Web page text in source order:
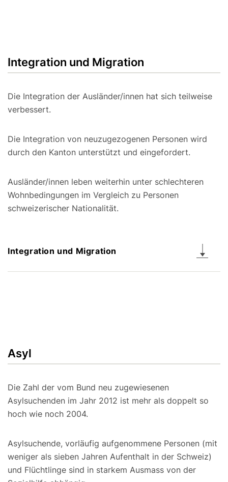
Integration und Migration
Die Integration der Ausländer/innen hat sich teilweise
verbessert.
Die Integration von neuzugezogenen Personen wird
durch den Kanton unterstützt und eingefordert.
Ausländer/innen leben weiterhin unter schlechteren
Wohnbedingungen im Vergleich zu Personen
schweizerischer Nationalität.
Integration und Migration
Asyl
Die Zahl der vom Bund neu zugewiesenen
Asylsuchenden im Jahr 2012 ist mehr als doppelt so
hoch wie noch 2004.
Asylsuchende, vorläufig aufgenommene Personen (mit
weniger als sieben Jahren Aufenthalt in der Schweiz)
und Flüchtlinge sind in starkem Ausmass von der